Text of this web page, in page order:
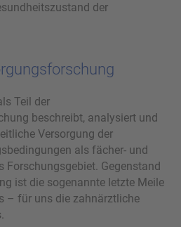
der
Teil der
beschreibt, analysiert und
Versorgung der
als fächer- und
Forschungsgebiet. Gegenstand
ist die sogenannte letzte Meile
– für uns die zahnärztliche